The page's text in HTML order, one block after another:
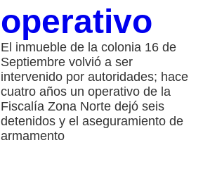
operativo
El inmueble de la colonia 16 de
Septiembre volvió a ser
intervenido por autoridades; hace
cuatro años un operativo de la
Fiscalía Zona Norte dejó seis
detenidos y el aseguramiento de
armamento